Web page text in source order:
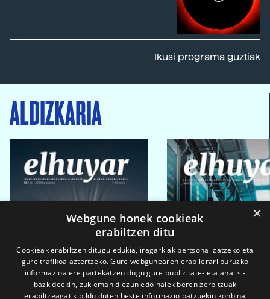
Ikusi programa guztiak
ALDIZKARIA
×
Webgune honek cookieak
erabiltzen ditu
Cookieak erabiltzen ditugu edukia, iragarkiak pertsonalizatzeko eta
gure trafikoa aztertzeko. Gure webgunearen erabilerari buruzko
informazioa ere partekatzen dugu gure publizitate- eta analisi-
bazkideekin, zuk eman diezun edo haiek beren zerbitzuak
erabiltzeagatik bildu duten beste informazio batzuekin konbina